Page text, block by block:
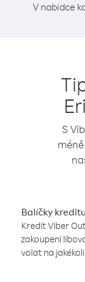
V nabídce
S
Balíčky kreditu
Kredit Viber
zakoupení
volat na